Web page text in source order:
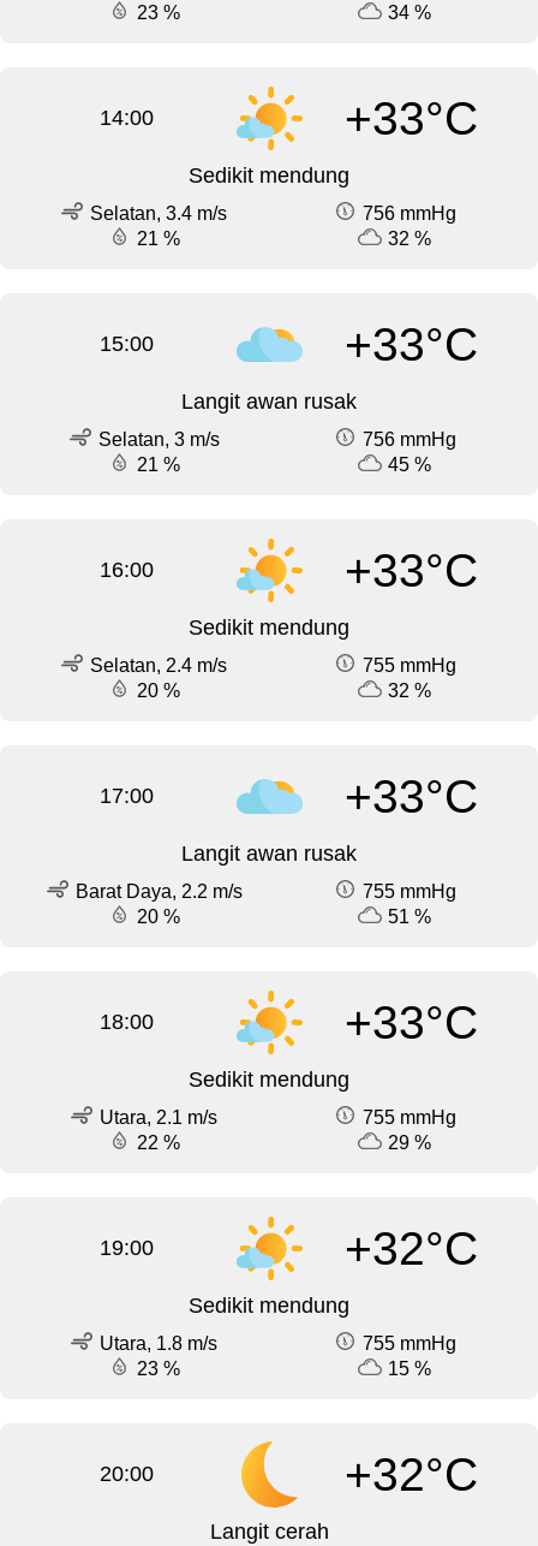
23 %
34 %
14:00 +33°C
Sedikit mendung
Selatan, 3.4 m/s
756 mmHg
21 %
32 %
15:00 +33°C
Langit awan rusak
Selatan, 3 m/s
756 mmHg
21 %
45 %
16:00 +33°C
Sedikit mendung
Selatan, 2.4 m/s
755 mmHg
20 %
32 %
17:00 +33°C
Langit awan rusak
Barat Daya, 2.2 m/s
755 mmHg
20 %
51 %
18:00 +33°C
Sedikit mendung
Utara, 2.1 m/s
755 mmHg
22 %
29 %
19:00 +32°C
Sedikit mendung
Utara, 1.8 m/s
755 mmHg
23 %
15 %
20:00 +32°C
Langit cerah